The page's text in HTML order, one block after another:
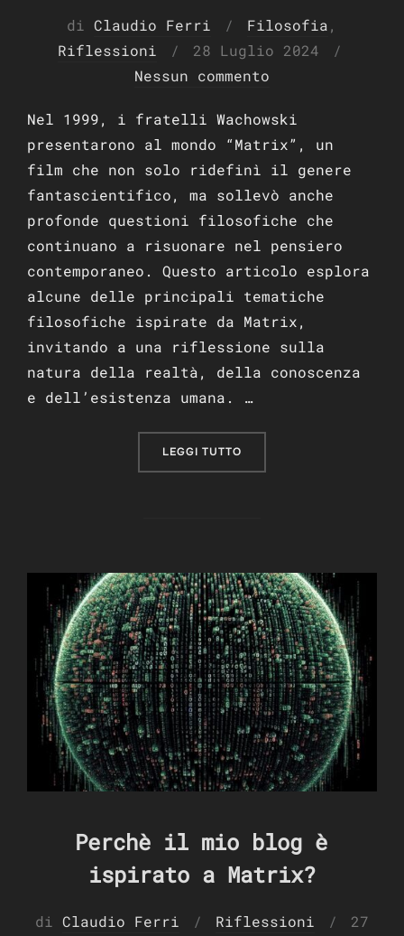
di Claudio Ferri Filosofia,
Riflessioni
Pubblicato
il
28 Luglio 2024
Nessun commento
Nel 1999, i fratelli Wachowski
presentarono al mondo “Matrix”, un
film che non solo ridefinì il genere
fantascientifico, ma sollevò anche
profonde questioni filosofiche che
continuano a risuonare nel pensiero
contemporaneo. Questo articolo esplora
alcune delle principali tematiche
filosofiche ispirate da Matrix,
invitando a una riflessione sulla
natura della realtà, della conoscenza
e dell’esistenza umana. …
LEGGI TUTTO
Perchè il mio blog è
ispirato a Matrix?
di Claudio Ferri Riflessioni
27